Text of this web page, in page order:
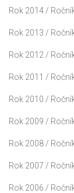
Rok 2014 /
Rok 2013 /
Rok 2012 /
Rok 2011 /
Rok 2010 / Ročník:
Rok 2009 /
Rok 2008 /
Rok 2007 /
Rok 2006 /